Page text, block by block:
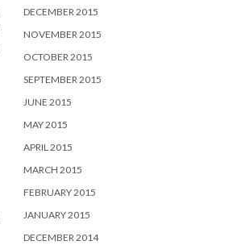
DECEMBER 2015
NOVEMBER 2015
OCTOBER 2015
SEPTEMBER 2015
JUNE 2015
MAY 2015
APRIL 2015
MARCH 2015
FEBRUARY 2015
JANUARY 2015
DECEMBER 2014